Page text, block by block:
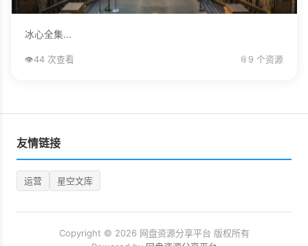
冰心全集...
👁️44 次查看 📎 9 个资源
友情链接
运营 星空文库
Copyright © 2026 网盘资源分享平台 版权所有